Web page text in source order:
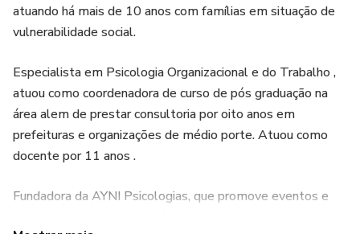
atuando há mais de 10 anos com famílias em situação de
vulnerabilidade social.
Especialista em Psicologia Organizacional e do Trabalho ,
atuou como coordenadora de curso de pós graduação na
área alem de prestar consultoria por oito anos em
prefeituras e organizações de médio porte. Atuou como
docente por 11 anos .
Fundadora da AYNI Psicologias, que promove eventos e